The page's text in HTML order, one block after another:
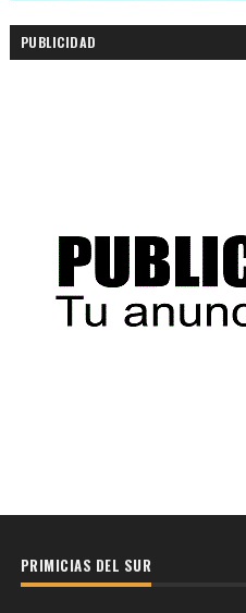
PUBLICIDAD
PRIMICIAS DEL SUR